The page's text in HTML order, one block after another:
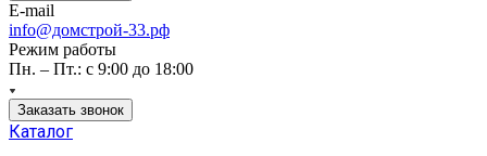
E-mail
info@домстрой-33.рф
Режим работы
Пн. – Пт.: с 9:00 до 18:00
Заказать звонок
Каталог